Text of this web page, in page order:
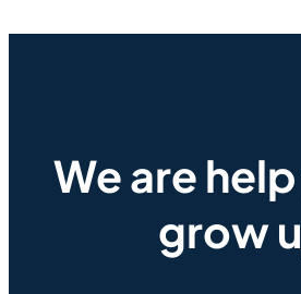
We are
grow